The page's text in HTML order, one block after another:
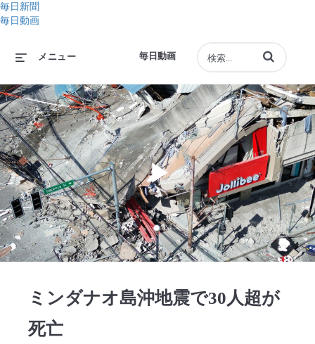
毎日新聞
毎日動画
毎日動画
メニュー 動画の検索語句
Play
ミンダナオ島沖地震で30人超が
死亡